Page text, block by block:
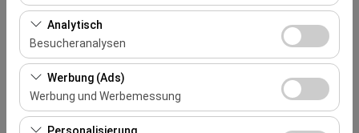
Diese Cookies sind für das ordnungsgemäße
Funktionieren der Website, die Sicherheit, die
Sitzungsverwaltung und grundlegende Funktionen
erforderlich. Sie können nicht deaktiviert werden.
Analytisch
Besucheranalysen
Diese Cookies ermöglichen es uns, zu analysieren, wie
unsere Website genutzt wird (Besucherzahl,
meistbesuchte Seiten, Nutzerverhalten). Diese Daten
werden verwendet, um die Leistung der Website zu
Werbung (Ads)
Werbung und Werbemessung
Diese Cookies ermöglichen es uns, Ihnen auf Ihre
09:00
Rückgabedatum & Zeit